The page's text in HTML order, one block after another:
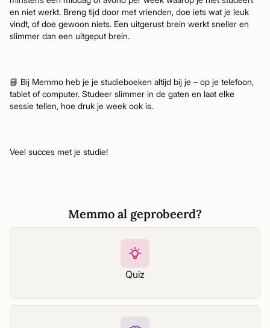
en niet werkt. Breng tijd door met vrienden, doe iets wat je leuk
vindt, of doe gewoon niets. Een uitgerust brein werkt sneller en
slimmer dan een uitgeput brein.
📘 Bij Memmo heb je je studieboeken altijd bij je – op je telefoon,
tablet of computer. Studeer slimmer in de gaten en laat elke
sessie tellen, hoe druk je week ook is.
Veel succes met je studie!
Memmo al geprobeerd?
Quiz